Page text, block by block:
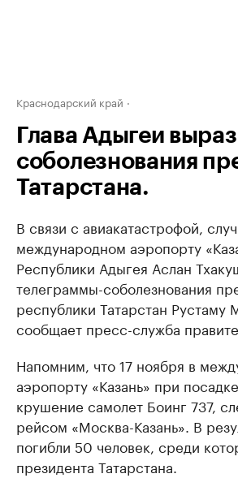
Краснодарский край
Глава Адыгеи
соболезнования
Татарстана.
В связи с авиакатастрофой,
международном аэропорту
Республики Адыгея Аслан
телеграммы-соболезнования
республики Татарстан Рустаму
сообщает пресс-служба
Напомним, что 17 ноября в
аэропорту «Казань» при
крушение самолет Боинг 737,
рейсом «Москва-Казань». В
погибли 50 человек, среди
президента Татарстана.